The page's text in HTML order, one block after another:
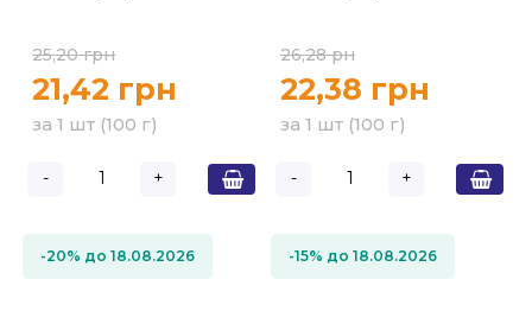
25,20 грн
21,42 грн
за 1 шт (100 г)
- +
26,28 рн
22,38 грн
за 1 шт (100 г)
- +
-20% до 18.08.2026 -15% до 18.08.2026